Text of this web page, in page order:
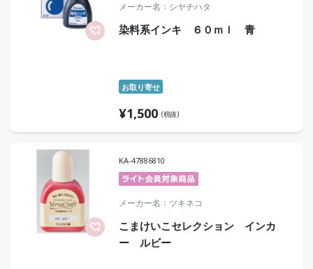
メーカー名 シヤチハタ
染料系インキ ６０ｍｌ 青
お取り寄せ
¥1,500 (税抜)
KA-47886810
メーカー名 ツキネコ
こまけいこセレクション インカ
ー ルビー